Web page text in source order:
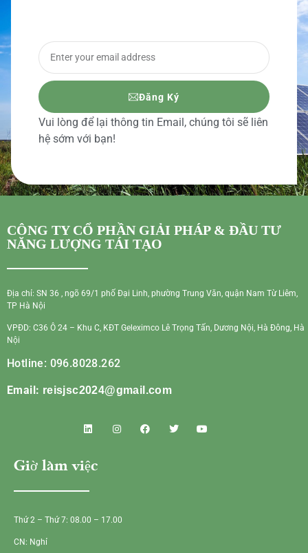
Đăng Ký
Vui lòng để lại thông tin Email, chúng tôi sẽ liên
hệ sớm với bạn!
CÔNG TY CỔ PHẦN GIẢI PHÁP & ĐẦU TƯ
NĂNG LƯỢNG TÁI TẠO
Địa chỉ: SN 36 , ngõ 69/1 phố Đại Linh, phường Trung Văn, quận Nam Từ Liêm,
TP Hà Nội
VPĐD: C36 Ô 24 – Khu C, KĐT Geleximco Lê Trọng Tấn, Dương Nội, Hà Đông, Hà
Nội
Hotline: 096.8028.262
Email: reisjsc2024@gmail.com
Giờ làm việc
Thứ 2 – Thứ 7: 08.00 – 17.00
CN: Nghỉ